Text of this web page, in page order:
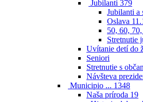
Jubilanti 379
Jubilanti a
Oslava
50, 60,
Stretnutie
Uvítanie detí do
Seniori
Stretnutie s
Návšteva
Municipio ... 1348
Naša príroda 19